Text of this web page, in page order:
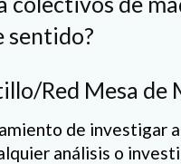
sentido?
Red Mesa de
de investigar
análisis o